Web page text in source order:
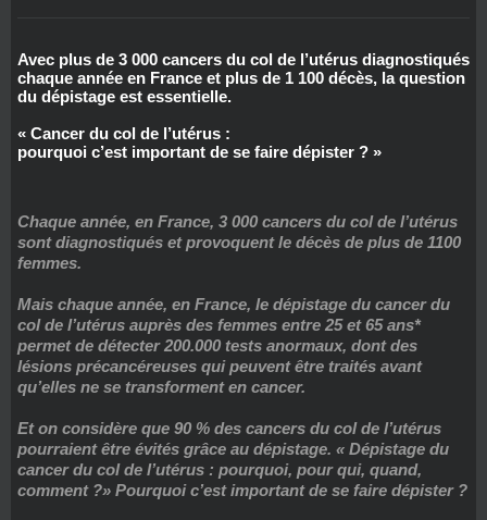
Avec plus de 3 000 cancers du col de l’utérus diagnostiqués
chaque année en France et plus de 1 100 décès, la question
du dépistage est essentielle.
« Cancer du col de l’utérus :
pourquoi c’est important de se faire dépister ? »
Chaque année, en France, 3 000 cancers du col de l’utérus
sont diagnostiqués et provoquent le décès de plus de 1100
femmes.
Mais chaque année, en France, le dépistage du cancer du
col de l’utérus auprès des femmes entre 25 et 65 ans*
permet de détecter 200.000 tests anormaux, dont des
lésions précancéreuses qui peuvent être traités avant
qu’elles ne se transforment en cancer.
Et on considère que 90 % des cancers du col de l’utérus
pourraient être évités grâce au dépistage. « Dépistage du
cancer du col de l’utérus : pourquoi, pour qui, quand,
comment ?» Pourquoi c’est important de se faire dépister ?